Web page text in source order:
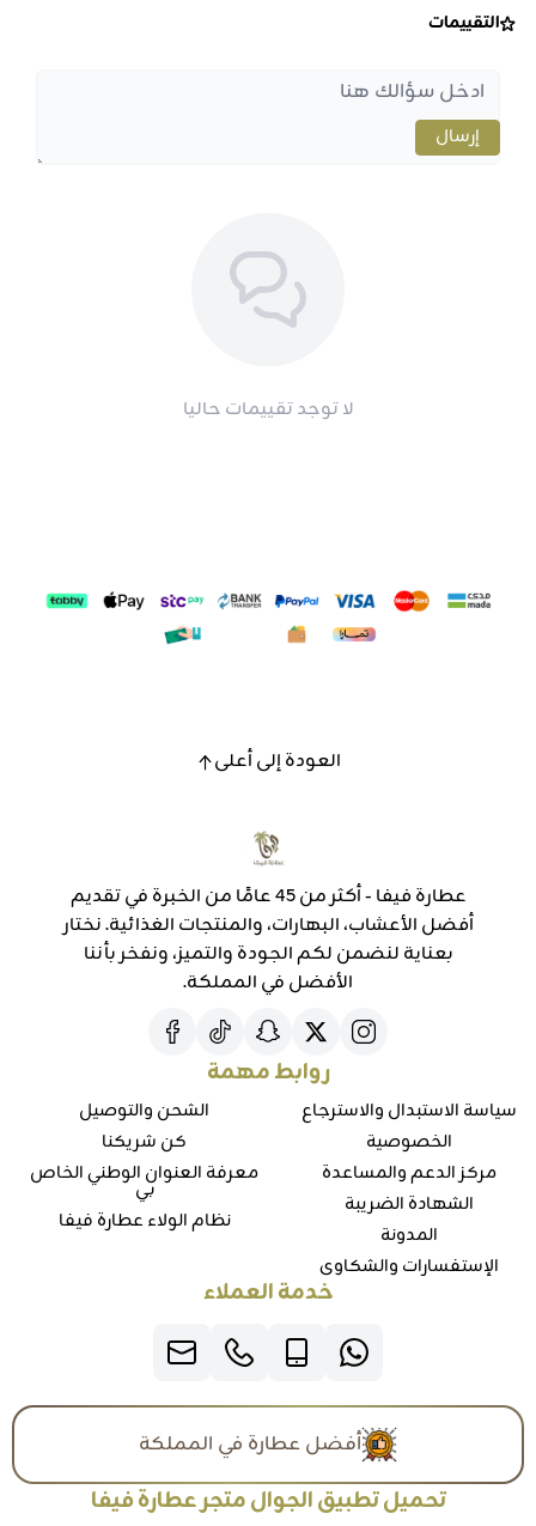
التقييمات
إرسال
لا توجد تقييمات حاليا
العودة إلى أعلى
عطارة فيفا - أكثر من 45 عامًا من الخبرة في تقديم
أفضل الأعشاب، البهارات، والمنتجات الغذائية. نختار
بعناية لنضمن لكم الجودة والتميز، ونفخر بأننا
الأفضل في المملكة.
روابط مهمة
سياسة الاستبدال والاسترجاع
الخصوصية
مركز الدعم والمساعدة
الشهادة الضريبة
المدونة
الإستفسارات والشكاوي
الشحن والتوصيل
كن شريكنا
معرفة العنوان الوطني الخاص
بي
نظام الولاء عطارة فيفا
خدمة العملاء
أفضل عطارة في المملكة
تحميل تطبيق الجوال متجر عطارة فيفا